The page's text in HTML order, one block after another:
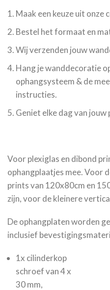
Maak een keuze uit onze
Bestel het formaat en
Wij verzenden jouw
Hang je wanddecoratie
ophangsysteem & de
instructies.
Geniet elke dag van
Voor plexiglas en dibond
ophangplaatjes mee. Voor
prints van 120x80cm en
zijn, voor de kleinere
De ophangplaten worden
inclusief
1x cilinderkop
schroef van 4 x
30 mm,